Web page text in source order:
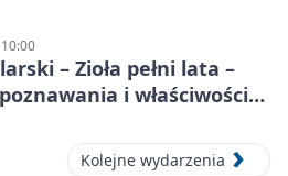
– Zioła pełni lata –
i właściwości
Kolejne wydarzenia